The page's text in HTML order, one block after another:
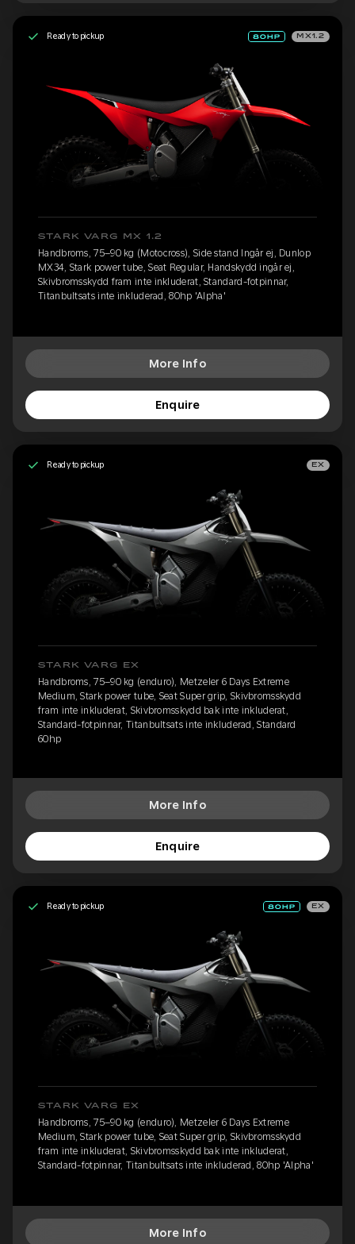
Ready to pickup MX1.2
STARK VARG MX 1.2
Handbroms, 75–90 kg (Motocross), Side stand Ingår ej, Dunlop
MX34, Stark power tube, Seat Regular, Handskydd ingår ej,
Skivbromsskydd fram inte inkluderat, Standard-fotpinnar,
Titanbultsats inte inkluderad, 80hp 'Alpha'
More Info
Enquire
Ready to pickup EX
STARK VARG EX
Handbroms, 75–90 kg (enduro), Metzeler 6 Days Extreme
Medium, Stark power tube, Seat Super grip, Skivbromsskydd
fram inte inkluderat, Skivbromsskydd bak inte inkluderat,
Standard-fotpinnar, Titanbultsats inte inkluderad, Standard
60hp
More Info
Enquire
Ready to pickup EX
STARK VARG EX
Handbroms, 75–90 kg (enduro), Metzeler 6 Days Extreme
Medium, Stark power tube, Seat Super grip, Skivbromsskydd
fram inte inkluderat, Skivbromsskydd bak inte inkluderat,
Standard-fotpinnar, Titanbultsats inte inkluderad, 80hp 'Alpha'
More Info